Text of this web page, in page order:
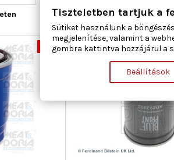
Raktáron
-39%
Új
Tiszteletben tartjuk a
Sütiket használunk a
megjelenítése, valamint a
gombra kattintva hozzájárul a
Beállítások